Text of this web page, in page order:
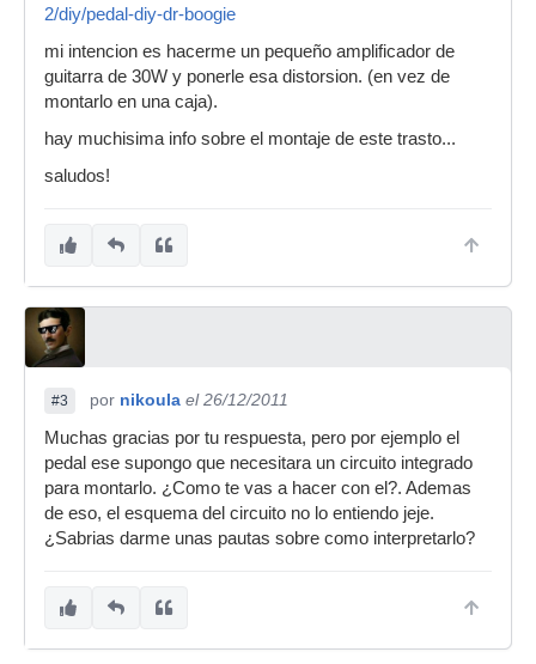
2/diy/pedal-diy-dr-boogie
mi intencion es hacerme un pequeño amplificador de
guitarra de 30W y ponerle esa distorsion. (en vez de
montarlo en una caja).
hay muchisima info sobre el montaje de este trasto...
saludos!
#3 por nikoula el 26/12/2011
Muchas gracias por tu respuesta, pero por ejemplo el
pedal ese supongo que necesitara un circuito integrado
para montarlo. ¿Como te vas a hacer con el?. Ademas
de eso, el esquema del circuito no lo entiendo jeje.
¿Sabrias darme unas pautas sobre como interpretarlo?